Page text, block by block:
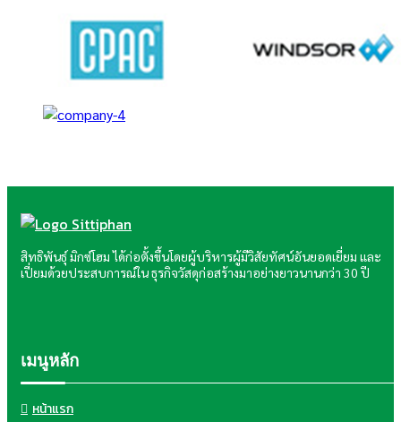
สิทธิพันธุ์ มิกซ์โฮม ได้ก่อตั้งขึ้นโดยผู้บริหารผู้มีวิสัยทัศน์อันยอดเยี่ยม และ
เปี่ยมด้วยประสบการณ์ใน ธุรกิจวัสดุก่อสร้างมาอย่างยาวนานกว่า 30 ปี
เมนูหลัก
หน้าแรก